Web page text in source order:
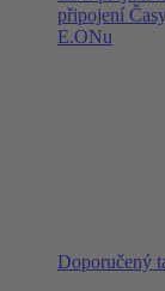
připojení
E.ONu
Doporučený